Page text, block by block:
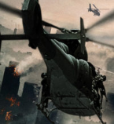
n
t